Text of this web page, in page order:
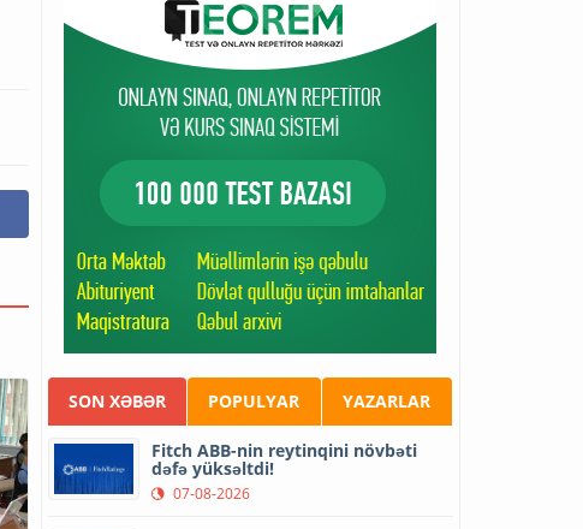
SON XƏBƏR POPULYAR YAZARLAR
Fitch ABB-nin reytinqini növbəti
dəfə yüksəltdi!
07-08-2026